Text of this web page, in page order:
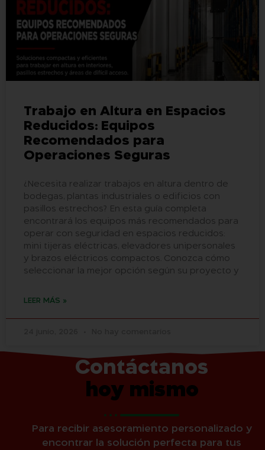
Trabajo en Altura en Espacios
Reducidos: Equipos
Recomendados para
Operaciones Seguras
¿Necesita realizar trabajos en altura dentro de
bodegas, plantas industriales o edificios con
pasillos estrechos? En esta guía completa
encontrará los equipos más recomendados para
operar con seguridad en espacios reducidos:
mini tijeras eléctricas, elevadores unipersonales
y brazos eléctricos compactos. Conozca cómo
seleccionar la mejor opción según su proyecto y
LEER MÁS »
Contáctanos
hoy mismo
Para recibir asesoramiento personalizado y
encontrar la solución perfecta para tus